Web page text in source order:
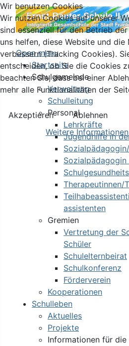
Open menu
Startseite
Schulgemeinde
Verwaltung
Schulleitung
Personal
Lehrkräfte
Jugendhilfe in
Sozialpädagogin
Therapeutinnen/
assistenten
Gremien
Vertretung der
Schüler
Schulelternbeirat
Schulkonferenz
Förderverein
Kooperationen
Schulleben
Aktuelles
Projekte
Informationen für die
Wir benutzen Cookies
Wir nutzen Cookies auf unserer
sind essenziell für den Betrieb
uns helfen, diese Website und
verbessern (Tracking Cookies).
entscheiden, ob Sie die Cookies
beachten Sie, dass bei einer
mehr alle Funktionalitäten der
Akzeptieren
Ablehnen
Weitere Informationen